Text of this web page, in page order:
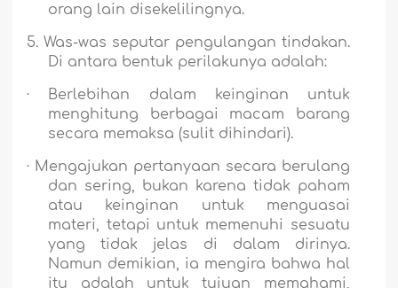
orang lain disekelilingnya.
5. Was-was seputar pengulangan tindakan.
Di antara bentuk perilakunya adalah:
·
Berlebihan dalam keinginan untuk
menghitung berbagai macam barang
secara memaksa (sulit dihindari).
· Mengajukan pertanyaan secara berulang
dan sering, bukan karena tidak paham
atau keinginan untuk menguasai
materi, tetapi untuk memenuhi sesuatu
yang tidak jelas di dalam dirinya.
Namun demikian, ia mengira bahwa hal
itu adalah untuk tujuan memahami,